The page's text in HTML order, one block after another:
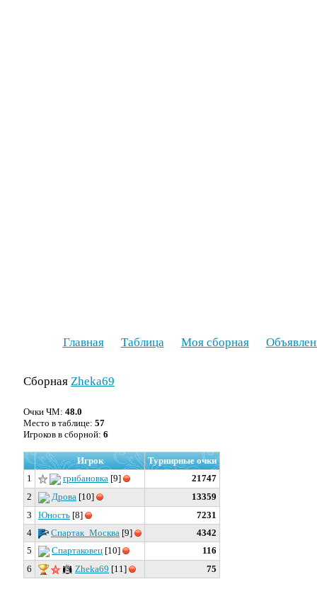
Главная Таблица Моя сборная
Сборная Zheka69
Очки ЧМ: 48.0
Место в таблице: 57
Игроков в сборной: 6
Игрок
Турнирные очки
1
грибановка [9]
21747
2
Дрова [10]
13359
3
Юность [8]
7231
4
Спартак_Москва [9]
4342
5
Спартаковец [10]
116
6
Zheka69 [11] 75